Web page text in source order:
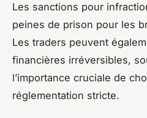
Les sanctions pour
peines de prison pour les
Les traders peuvent
financières irréversibles,
l’importance cruciale de
réglementation stricte.